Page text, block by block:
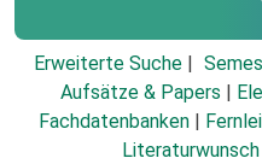
Erweiterte Suche
Aufsätze & Papers
Fachdatenbanken
Literaturwunsch